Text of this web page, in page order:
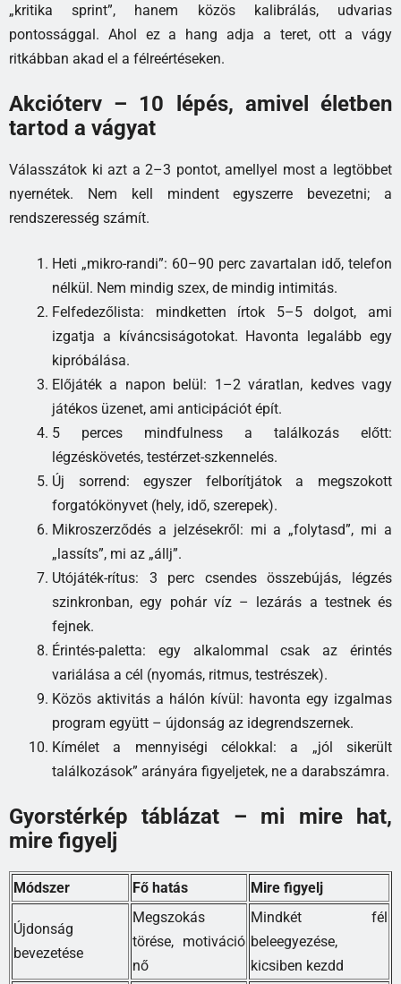
„kritika sprint”, hanem közös kalibrálás, udvarias
pontossággal. Ahol ez a hang adja a teret, ott a vágy
ritkábban akad el a félreértéseken.
Akcióterv – 10 lépés, amivel életben
tartod a vágyat
Válasszátok ki azt a 2–3 pontot, amellyel most a legtöbbet
nyernétek. Nem kell mindent egyszerre bevezetni; a
rendszeresség számít.
Heti „mikro-randi”: 60–90 perc zavartalan idő, telefon
nélkül. Nem mindig szex, de mindig intimitás.
Felfedezőlista: mindketten írtok 5–5 dolgot, ami
izgatja a kíváncsiságotokat. Havonta legalább egy
kipróbálása.
Előjáték a napon belül: 1–2 váratlan, kedves vagy
játékos üzenet, ami anticipációt épít.
5 perces mindfulness a találkozás előtt:
légzéskövetés, testérzet-szkennelés.
Új sorrend: egyszer felborítjátok a megszokott
forgatókönyvet (hely, idő, szerepek).
Mikroszerződés a jelzésekről: mi a „folytasd”, mi a
„lassíts”, mi az „állj”.
Utójáték-rítus: 3 perc csendes összebújás, légzés
szinkronban, egy pohár víz – lezárás a testnek és
fejnek.
Érintés-paletta: egy alkalommal csak az érintés
variálása a cél (nyomás, ritmus, testrészek).
Közös aktivitás a hálón kívül: havonta egy izgalmas
program együtt – újdonság az idegrendszernek.
Kímélet a mennyiségi célokkal: a „jól sikerült
találkozások” arányára figyeljetek, ne a darabszámra.
Gyorstérkép táblázat – mi mire hat,
mire figyelj
Módszer Fő hatás Mire figyelj
Újdonság
bevezetése
Megszokás
törése, motiváció
nő
Mindkét fél
beleegyezése,
kicsiben kezdd